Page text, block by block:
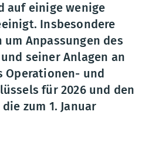
auf einige wenige
Insbesondere
Anpassungen des
seiner Anlagen an
Operationen- und
für 2026 und den
zum 1. Januar